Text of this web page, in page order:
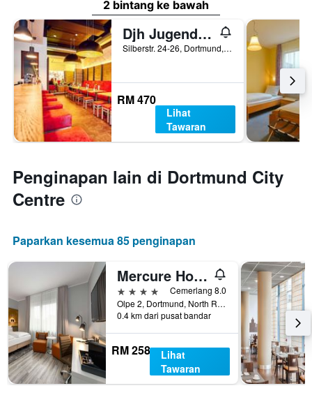
2 bintang ke bawah
Djh Jugendgästehaus Adolph Kolping
Silberstr. 24-26, Dortmund, North Rhine-Westphalia, Jerman
RM 470
Lihat
Tawaran
Penginapan lain di Dortmund City
Centre
Paparkan kesemua 85 penginapan
Mercure Hotel Dortmund Centrum
4 bintang
Cemerlang 8.0
Olpe 2, Dortmund, North Rhine-Westphalia, Jerman
0.4 km dari pusat bandar
RM 258
Lihat
Tawaran